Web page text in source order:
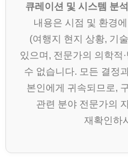
큐레이션 및 시스템 분석
내용은 시점 및 환경
(여행지 현지 상황, 기
있으며, 전문가의 의학적
수 없습니다. 모든 결정
본인에게 귀속되므로,
관련 분야 전문가의
재확인하